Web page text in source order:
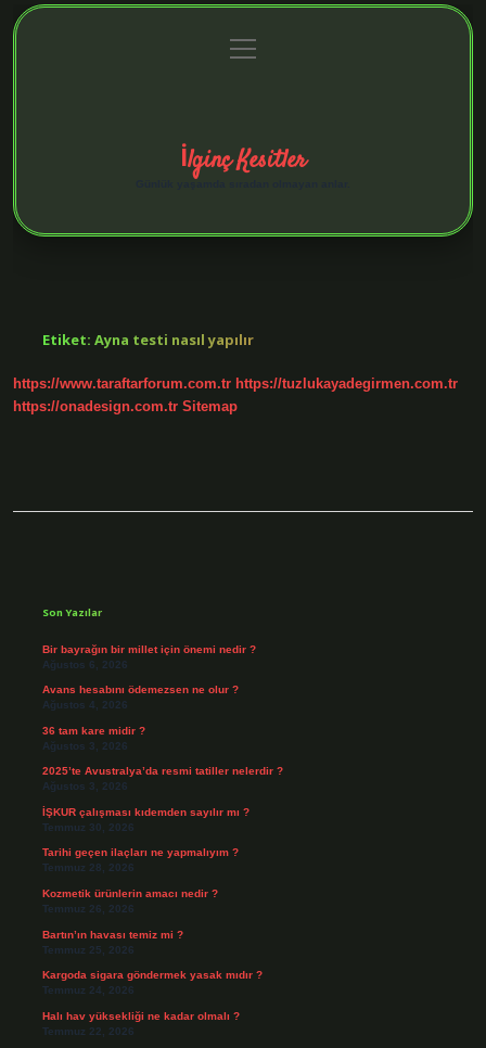
Gizlilik Politikası
menüyü
aç
İlginç Kesitler
Etiket: Ayna testi nasıl yapılır
https://www.taraftarforum.com.tr https://tuzlukayadegirmen.com.tr
https://onadesign.com.tr Sitemap
Son Yazılar
Bir bayrağın bir millet için önemi nedir ?
Ağustos 6, 2026
Avans hesabını ödemezsen ne olur ?
Ağustos 4, 2026
36 tam kare midir ?
Ağustos 3, 2026
2025’te Avustralya’da resmi tatiller nelerdir ?
Ağustos 3, 2026
İŞKUR çalışması kıdemden sayılır mı ?
Temmuz 30, 2026
Tarihi geçen ilaçları ne yapmalıyım ?
Temmuz 28, 2026
Kozmetik ürünlerin amacı nedir ?
Temmuz 26, 2026
Bartın’ın havası temiz mi ?
Temmuz 25, 2026
Kargoda sigara göndermek yasak mıdır ?
Temmuz 24, 2026
Halı hav yüksekliği ne kadar olmalı ?
Temmuz 22, 2026